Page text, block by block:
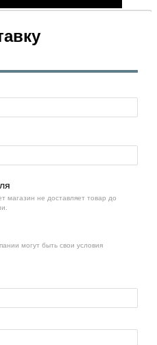
магазин не доставляет товар до
могут быть свои условия